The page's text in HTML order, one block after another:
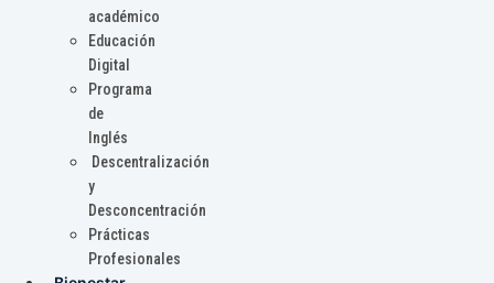
académico
Educación
Digital
Programa
de
Inglés
Descentralización
y
Desconcentración
Prácticas
Profesionales